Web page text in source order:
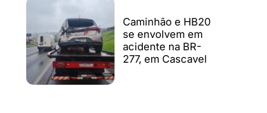
Caminhão e HB20
se envolvem em
acidente na BR-
277, em Cascavel